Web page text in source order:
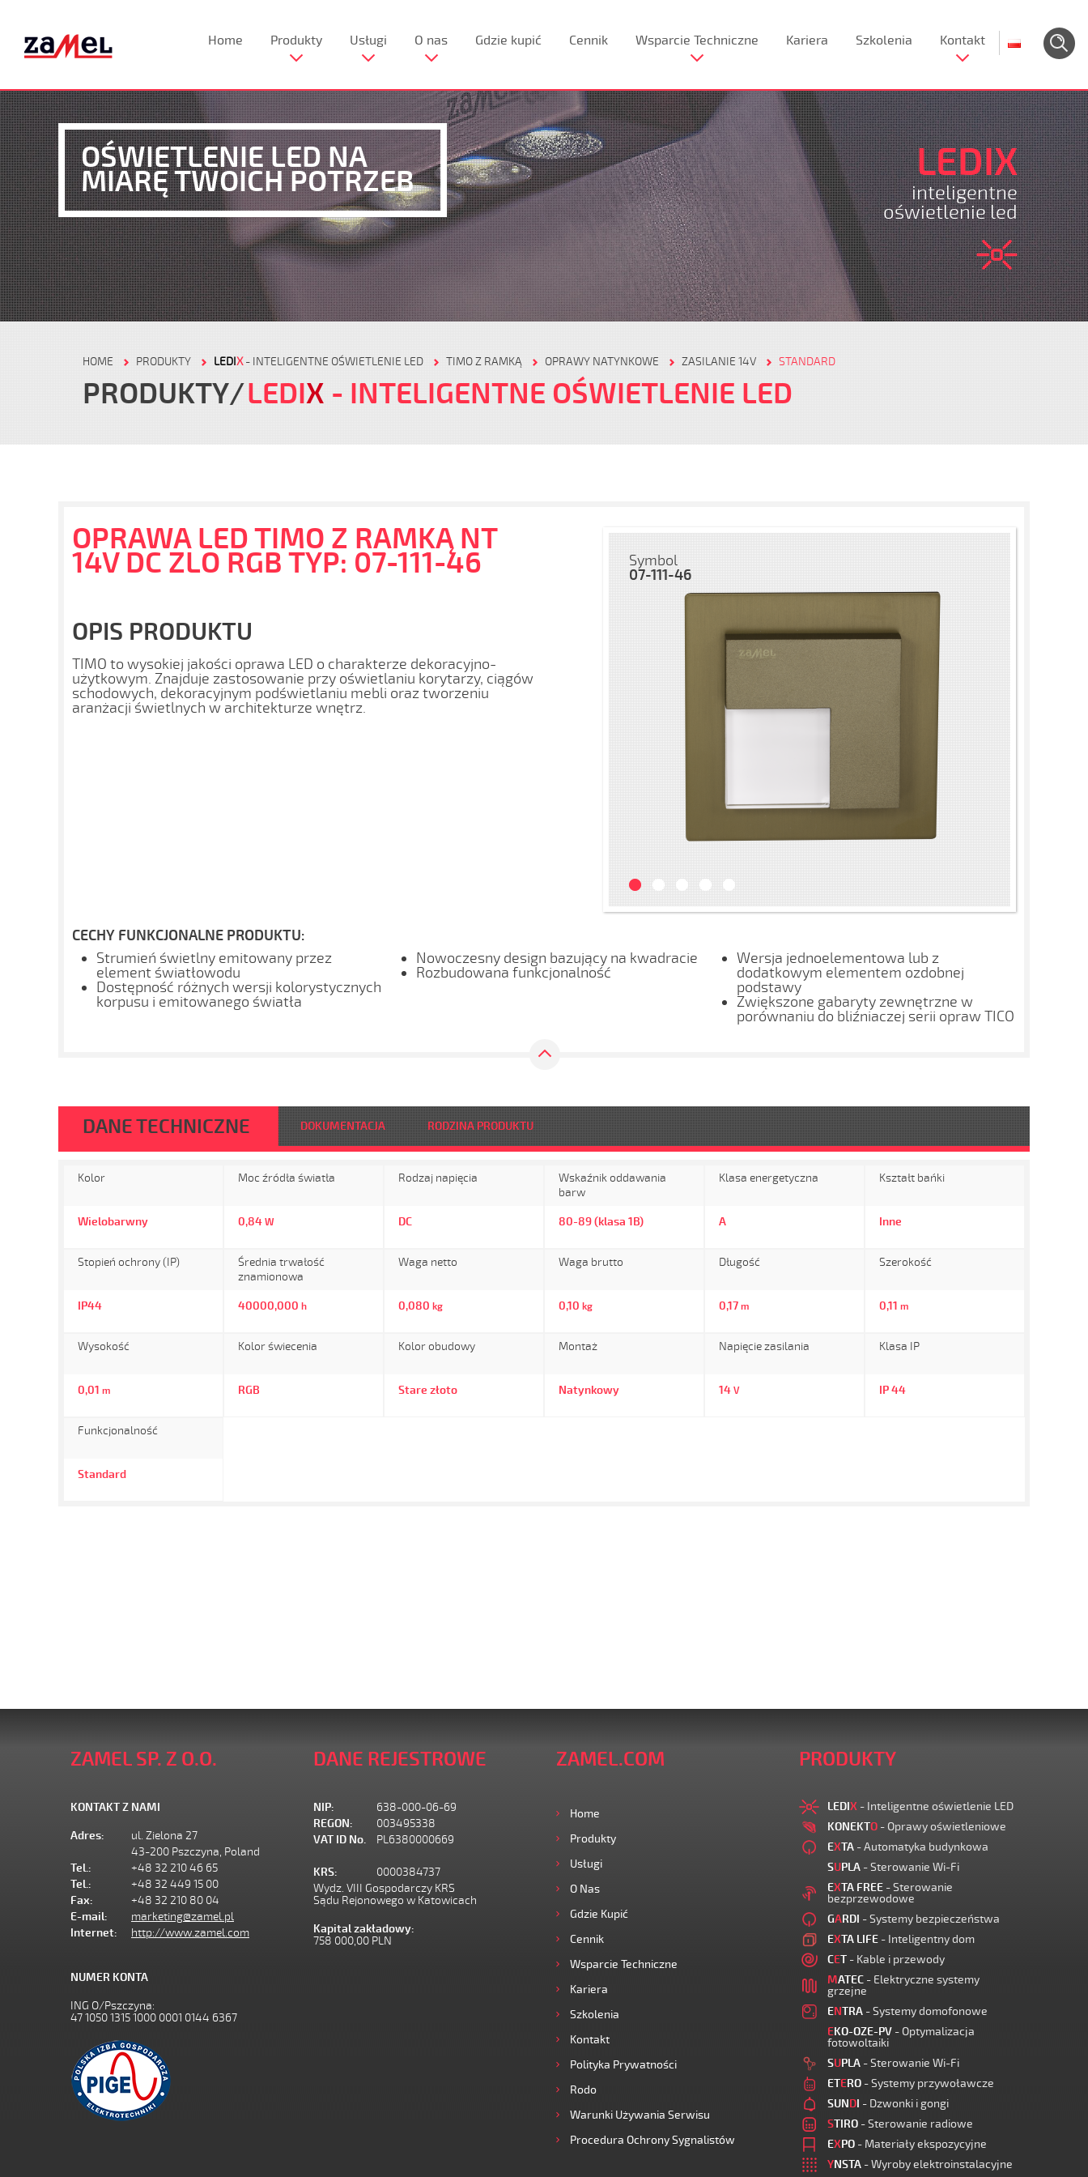
Home Produkty Usługi O nas Gdzie kupić Cennik Wsparcie Techniczne Kariera Szkolenia Kontakt
OŚWIETLENIE LED NA
MIARĘ TWOICH POTRZEB‎ LEDIX
inteligentne
oświetlenie led
HOME PRODUKTY LEDIX- INTELIGENTNE OŚWIETLENIE LED TIMO Z RAMKĄ OPRAWY NATYNKOWE ZASILANIE 14V STANDARD
PRODUKTY LEDIX - INTELIGENTNE OŚWIETLENIE LED
OPRAWA LED TIMO Z RAMKĄ NT
14V DC ZLO RGB TYP: 07-111-46
OPIS PRODUKTU
TIMO to wysokiej jakości oprawa LED o charakterze dekoracyjno-
użytkowym. Znajduje zastosowanie przy oświetlaniu korytarzy, ciągów
schodowych, dekoracyjnym podświetlaniu mebli oraz tworzeniu
aranżacji świetlnych w architekturze wnętrz.
Symbol
07-111-46
CECHY FUNKCJONALNE PRODUKTU:
Strumień świetlny emitowany przez
element światłowodu
Dostępność różnych wersji kolorystycznych
korpusu i emitowanego światła
Nowoczesny design bazujący na kwadracie
Rozbudowana funkcjonalność
Wersja jednoelementowa lub z
dodatkowym elementem ozdobnej
podstawy
Zwiększone gabaryty zewnętrzne w
porównaniu do bliźniaczej serii opraw TICO
DANE TECHNICZNE DOKUMENTACJA RODZINA PRODUKTU
Kolor
Wielobarwny
Moc źródła światła
0,84 W
Rodzaj napięcia
DC
Wskaźnik oddawania
barw
80-89 (klasa 1B)
Klasa energetyczna
A
Kształt bańki
Inne
Stopień ochrony (IP)
IP44
Średnia trwałość
znamionowa
40000,000 h
Waga netto
0,080 kg
Waga brutto
0,10 kg
Długość
0,17 m
Szerokość
0,11 m
Wysokość
0,01 m
Kolor świecenia
RGB
Kolor obudowy
Stare złoto
Montaż
Natynkowy
Napięcie zasilania
14 V
Klasa IP
IP 44
Funkcjonalność
Standard
ZAMEL SP. Z O.O.
KONTAKT Z NAMI
Adres:
ul. Zielona 27
43-200 Pszczyna, Poland
Tel.:
+48 32 210 46 65
Tel.:
+48 32 449 15 00
Fax:
+48 32 210 80 04
E-mail:
marketing@zamel.pl
Internet:
http://www.zamel.com
NUMER KONTA
ING O/Pszczyna:
47 1050 1315 1000 0001 0144 6367
DANE REJESTROWE
NIP:
638-000-06-69
REGON:
003495338
VAT ID No.
PL6380000669
KRS:
0000384737
Wydz. VIII Gospodarczy KRS
Sądu Rejonowego w Katowicach
Kapital zakładowy:
758 000,00 PLN
ZAMEL.COM
Home
Produkty
Usługi
O Nas
Gdzie Kupić
Cennik
Wsparcie Techniczne
Kariera
Szkolenia
Kontakt
Polityka Prywatności
Rodo
Warunki Używania Serwisu
Procedura Ochrony Sygnalistów
PRODUKTY
LEDIX - Inteligentne oświetlenie LED
KONEKTO - Oprawy oświetleniowe
EXTA - Automatyka budynkowa
SUPLA - Sterowanie Wi-Fi
EXTA FREE - Sterowanie
bezprzewodowe
GARDI - Systemy bezpieczeństwa
EXTA LIFE - Inteligentny dom
CET - Kable i przewody
MATEC - Elektryczne systemy
grzejne
ENTRA - Systemy domofonowe
EKO-OZE-PV - Optymalizacja
fotowoltaiki
SUPLA - Sterowanie Wi-Fi
ETERO - Systemy przywoławcze
SUNDI - Dzwonki i gongi
STIRO - Sterowanie radiowe
EXPO - Materiały ekspozycyjne
YNSTA - Wyroby elektroinstalacyjne